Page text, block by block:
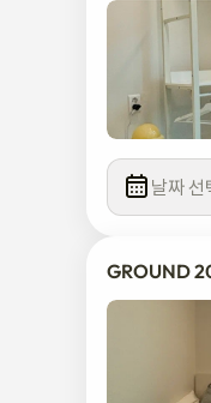
날짜 선
GROUND